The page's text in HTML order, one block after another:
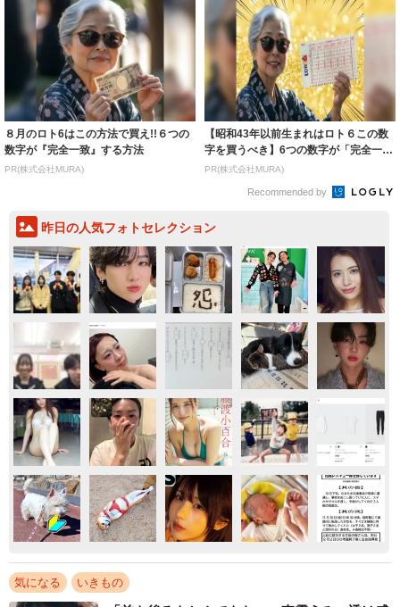
８月のロト6はこの方法で買え!!６つの
数字が『完全一致』する方法
PR(株式会社MURA)
【昭和43年以前生まれはロト６この数
字を買うべき】6つの数字が「完全一
致」する方...
PR(株式会社MURA)
Recommended by
昨日の人気フォトセレクション
気になる いきもの